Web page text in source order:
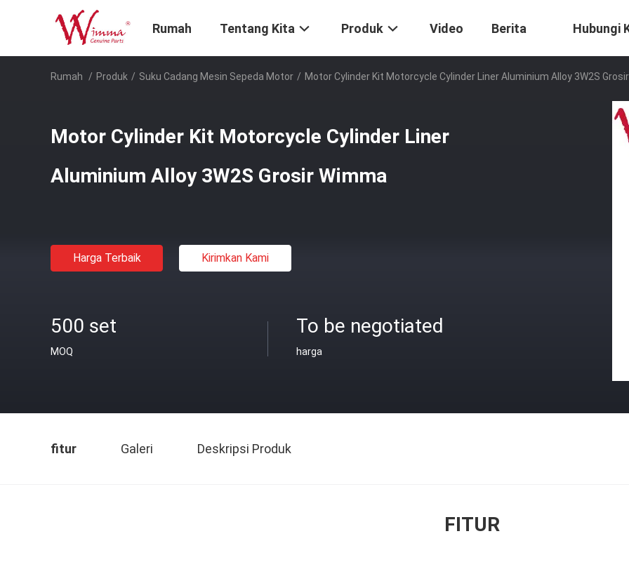
Rumah Tentang Kita Produk Video Berita Hubungi
Rumah / Produk / Suku Cadang Mesin Sepeda Motor / Motor Cylinder Kit Motorcycle Cylinder Liner Aluminium Alloy 3W2S
Motor Cylinder Kit Motorcycle Cylinder Liner
Aluminium Alloy 3W2S Grosir Wimma
Harga Terbaik Kirimkan Kami
500 set
MOQ
To be negotiated
harga
fitur Galeri Deskripsi Produk
FITUR